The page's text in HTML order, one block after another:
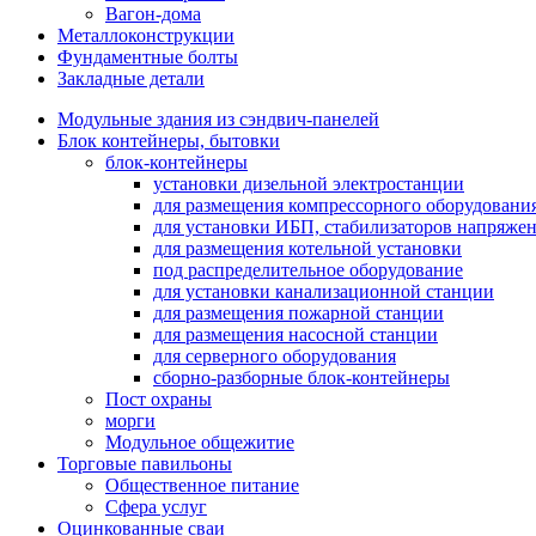
Вагон-дома
Металлоконструкции
Фундаментные болты
Закладные детали
Модульные здания из сэндвич-панелей
Блок контейнеры, бытовки
блок-контейнеры
установки дизельной электростанции
для размещения компрессорного
для установки ИБП, стабилизаторов
для размещения котельной установки
под распределительное оборудование
для установки канализационной станции
для размещения пожарной станции
для размещения насосной станции
для серверного оборудования
сборно-разборные блок-контейнеры
Пост охраны
морги
Модульное общежитие
Торговые павильоны
Общественное питание
Сфера услуг
Оцинкованные сваи